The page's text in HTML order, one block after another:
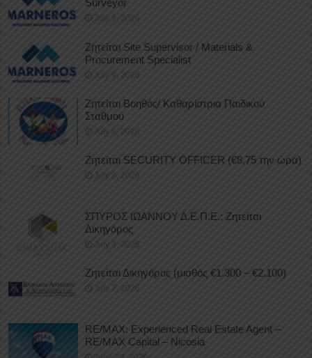
Surveyor
July 9, 2026
Ζητείται Site Supervisor / Materials &
Procurement Specialist
July 9, 2026
Ζητείται Βοηθός/ Καθαρίστρια Παιδικού
Σταθμού
July 8, 2026
Ζητείται SECURITY OFFICER (€8,75 την ώρα)
July 8, 2026
ΣΠΥΡΟΣ ΙΩΑΝΝΟΥ Δ.Ε.Π.Ε.: Ζητείται
Δικηγόρος
July 8, 2026
Ζητείται Δικηγόρος (μισθός €1.300 – €2.100)
July 7, 2026
RE/MAX: Experienced Real Estate Agent –
RE/MAX Capital – Nicosia